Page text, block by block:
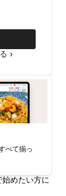
べて揃っ
めたい方に